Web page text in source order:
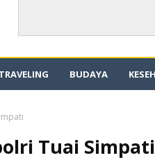
TRAVELING BUDAYA
Tuai Simpati